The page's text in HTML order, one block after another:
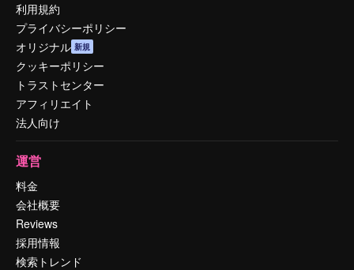
利用規約
プライバシーポリシー
オリジナル 新規
クッキーポリシー
トラストセンター
アフィリエイト
法人向け
運営
料金
会社概要
Reviews
採用情報
検索トレンド